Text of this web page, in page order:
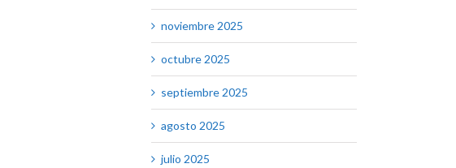
noviembre 2025
octubre 2025
septiembre 2025
agosto 2025
julio 2025